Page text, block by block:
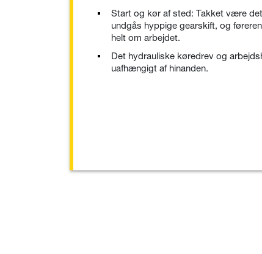
Start og kør af sted: Takket være
undgås hyppige gearskift, og
helt om arbejdet.
Det hydrauliske køredrev og
uafhængigt af hinanden.